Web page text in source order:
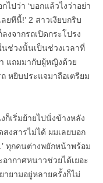
ไปว่า ‘บอกแล้วไงว่าอย่า
ยทีนี้!’ 2 สาวเงียบกริบ
งจากรถเปิดกระโปรง
นช่วงนั้นเป็นช่วงเวลาที่
แถมมากับผู้หญิงด้วย
หยิบประแจมาถือเตรียม
เริ่มย้ายไปนั่งข้างหลัง
งสารไม่ได้ ผมเลยบอก
ทุกคนต่างพยักหน้าพร้อม
อากาศหนาวช่วยได้เยอะ
ยามอยู่หลายครั้งก็ไม่